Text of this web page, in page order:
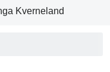
Kverneland